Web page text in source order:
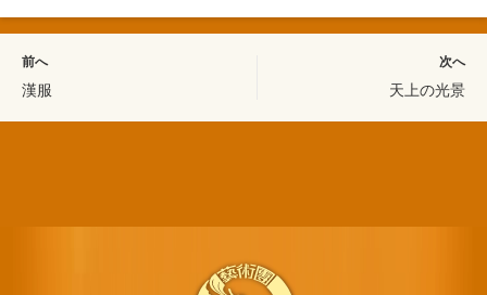
前へ
漢服
次へ
天上の光景